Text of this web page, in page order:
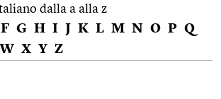
dalla a alla z
F G H I J K L M N O P Q
W X Y Z